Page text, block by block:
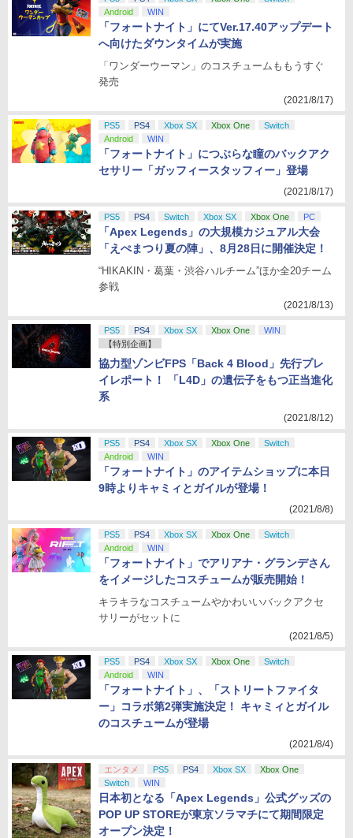
Android
WIN
「フォートナイト」にてVer.17.40アップデート
へ向けたダウンタイムが実施
「ワンダーウーマン」のコスチュームももうすぐ
発売
(2021/8/17)
PS5 PS4 Xbox SX Xbox One
Switch
Android
WIN
「フォートナイト」につぶらな瞳のバックアク
セサリー「ガッフィースタッフィー」登場
(2021/8/17)
PS5 PS4 Switch Xbox SX Xbox One PC
「Apex Legends」の大規模カジュアル大会
「えぺまつり夏の陣」、8月28日に開催決定！
“HIKAKIN・葛葉・渋谷ハルチーム”ほか全20チーム
参戦
(2021/8/13)
PS5 PS4 Xbox SX Xbox One
WIN
【特別企画】
協力型ゾンビFPS「Back 4 Blood」先行プレ
イレポート！ 「L4D」の遺伝子をもつ正当進化
系
(2021/8/12)
PS5 PS4 Xbox SX Xbox One
Switch
Android
WIN
「フォートナイト」のアイテムショップに本日
9時よりキャミィとガイルが登場！
(2021/8/8)
PS5 PS4 Xbox SX Xbox One
Switch
Android
WIN
「フォートナイト」でアリアナ・グランデさん
をイメージしたコスチュームが販売開始！
キラキラなコスチュームやかわいいバックアクセ
サリーがセットに
(2021/8/5)
PS5 PS4 Xbox SX Xbox One
Switch
Android
WIN
「フォートナイト」、「ストリートファイタ
ー」コラボ第2弾実施決定！ キャミィとガイル
のコスチュームが登場
(2021/8/4)
エンタメ PS5 PS4 Xbox SX
Xbox One
Switch
WIN
日本初となる「Apex Legends」公式グッズの
POP UP STOREが東京ソラマチにて期間限定
オープン決定！